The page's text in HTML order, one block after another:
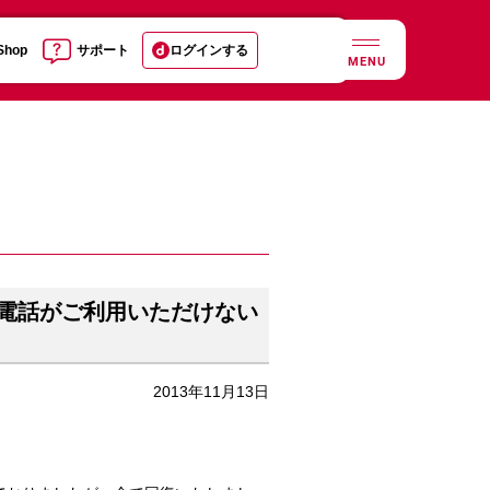
サポート ログインする
MENU
話がご利用いただけない
2013年11月13日